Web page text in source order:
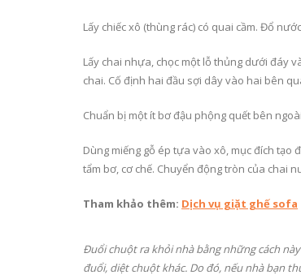
Lấy chiếc xô (thùng rác) có quai cầm. Đổ
Lấy chai nhựa, chọc một lỗ thủng dưới đáy
chai. Cố định hai đầu sợi dây vào hai bên
Chuẩn bị một ít bơ đậu phộng quết bên
Dùng miếng gỗ ép tựa vào xô, mục đích tạo
tẩm bơ, cơ chế. Chuyển động tròn của chai
Tham khảo thêm: Dịch vụ giặt ghế sofa
Đuổi chuột ra khỏi nhà bằng những cách
đuổi, diệt chuột khác. Do đó, nếu nhà bạn